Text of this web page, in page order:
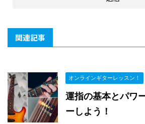
関連記事
オンラインギターレッスン！
運指の基本とパワ
ーしよう！